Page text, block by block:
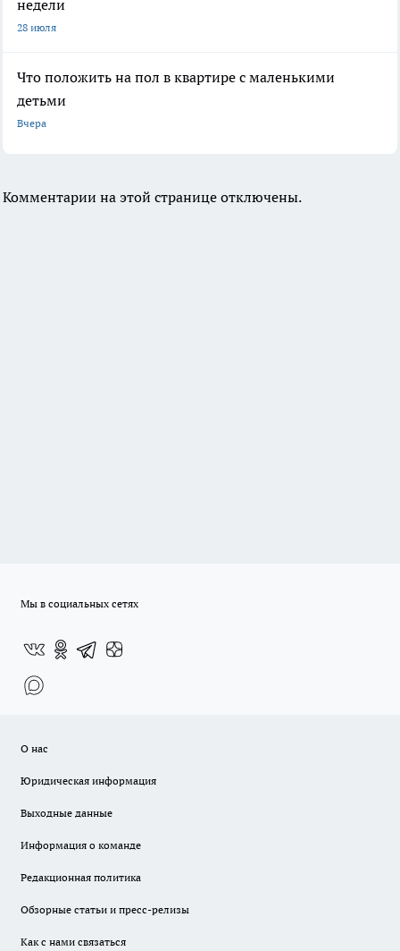
недели
28 июля
Что положить на пол в квартире с маленькими
детьми
Вчера
Комментарии на этой странице отключены.
Мы в социальных сетях
О нас
Юридическая информация
Выходные данные
Информация о команде
Редакционная политика
Обзорные статьи и пресс-релизы
Как с нами связаться